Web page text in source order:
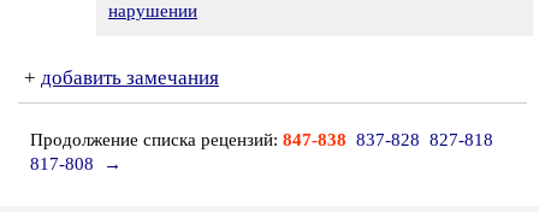
нарушении
+ добавить замечания
Продолжение списка рецензий: 847-838 837-828 827-818
817-808
→